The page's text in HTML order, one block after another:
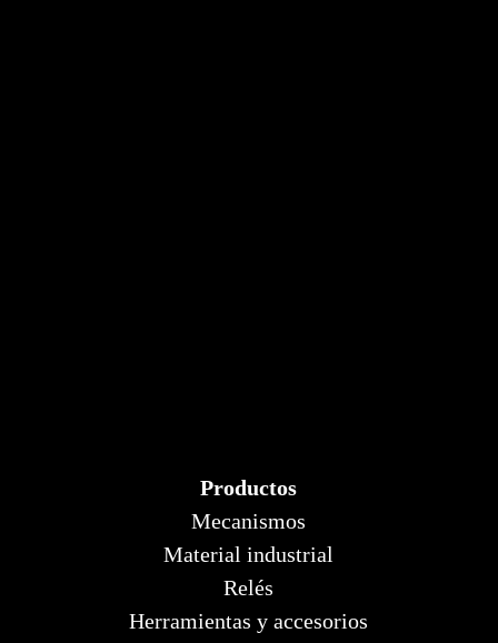
Productos
Mecanismos
Material industrial
Relés
Herramientas y accesorios